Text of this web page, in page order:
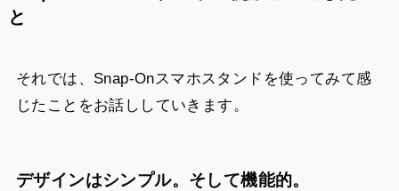
と
それでは、Snap-Onスマホスタンドを使ってみて感
じたことをお話ししていきます。
デザインはシンプル。そして機能的。